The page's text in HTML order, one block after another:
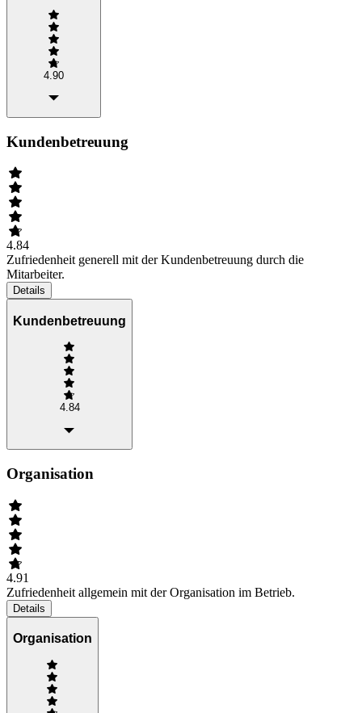
4.90
Kundenbetreuung
4.84
Zufriedenheit generell mit der Kundenbetreuung durch die
Mitarbeiter.
Details
Kundenbetreuung
4.84
Organisation
4.91
Zufriedenheit allgemein mit der Organisation im Betrieb.
Details
Organisation